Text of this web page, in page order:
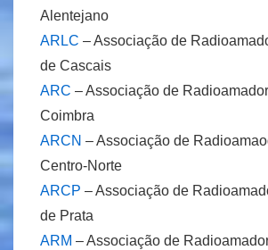
Alentejano
ARLC – Associação de
de Cascais
ARC – Associação de
Coimbra
ARCN – Associação de
Centro-Norte
ARCP – Associação de
de Prata
ARM – Associação de